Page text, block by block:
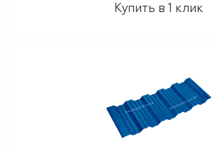
Купить в 1 клик